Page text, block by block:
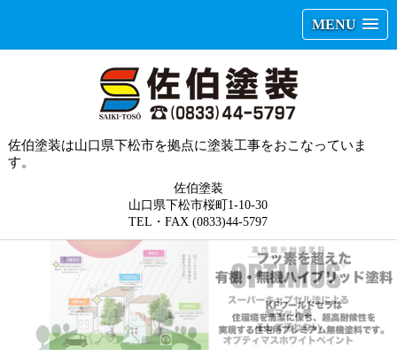
MENU
佐伯塗装は山口県下松市を拠点に塗装工事をおこなっていま
す。
佐伯塗装
山口県下松市桜町1-10-30
TEL・FAX (0833)44-5797